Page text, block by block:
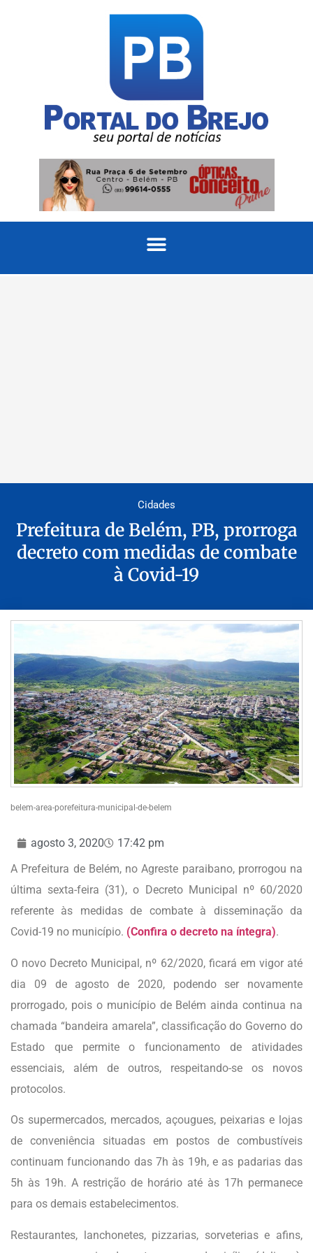
Cidades
Prefeitura de Belém, PB, prorroga
decreto com medidas de combate
à Covid-19
belem-area-porefeitura-municipal-de-belem
agosto 3, 2020
17:42 pm
A Prefeitura de Belém, no Agreste paraibano, prorrogou na
última sexta-feira (31), o Decreto Municipal nº 60/2020
referente às medidas de combate à disseminação da
Covid-19 no município. (Confira o decreto na íntegra).
O novo Decreto Municipal, nº 62/2020, ficará em vigor até
dia 09 de agosto de 2020, podendo ser novamente
prorrogado, pois o município de Belém ainda continua na
chamada “bandeira amarela”, classificação do Governo do
Estado que permite o funcionamento de atividades
essenciais, além de outros, respeitando-se os novos
protocolos.
Os supermercados, mercados, açougues, peixarias e lojas
de conveniência situadas em postos de combustíveis
continuam funcionando das 7h às 19h, e as padarias das
5h às 19h. A restrição de horário até às 17h permanece
para os demais estabelecimentos.
Restaurantes, lanchonetes, pizzarias, sorveterias e afins,